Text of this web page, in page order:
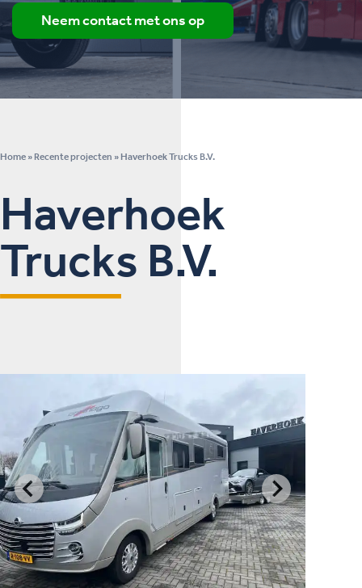
Neem contact met ons op
Home » Recente projecten » Haverhoek Trucks B.V.
Haverhoek
Trucks B.V.